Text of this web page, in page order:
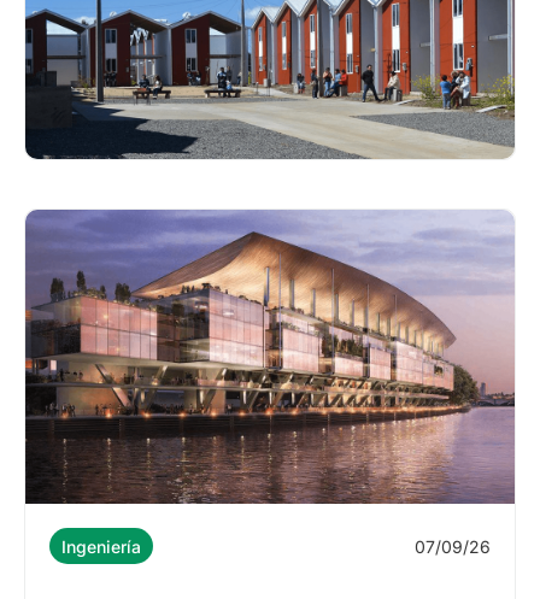
Ingeniería 07/09/26